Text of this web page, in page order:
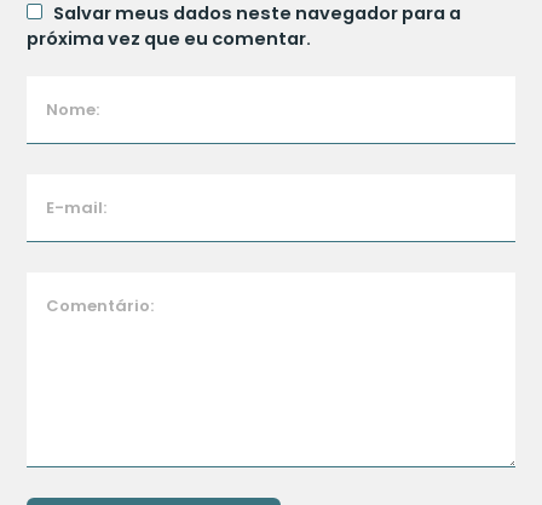
Salvar meus dados neste navegador para a
próxima vez que eu comentar.